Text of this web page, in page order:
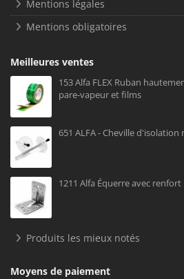
Mentions légales
Mentions obligatoires
Meilleures ventes
153 Alfa FLEX Ruban
pare-vapeur et films
651 ALFA - Cheville d'isolation
1211 Alfa Équerre avec renfort
Produits les mieux notés
Moyens de paiement